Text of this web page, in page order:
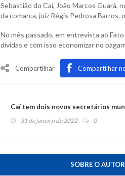
Sebastião do Caí, João Marcos Guará,
da comarca, juiz Régis Pedrosa
No mês passado, em entrevista ao
dívidas e com isso economizar no
Compartilhar Compartilhar
Caí tem dois novos secretários
31 de janeiro de 2022 0
SOBRE O AUTOR